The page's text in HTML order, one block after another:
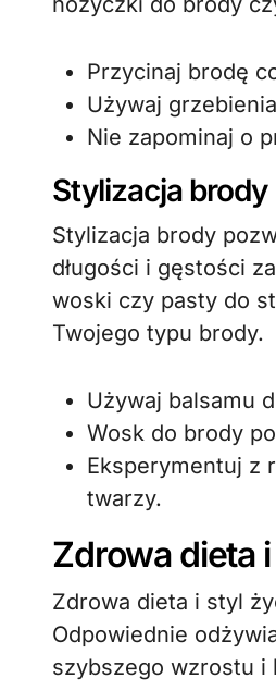
Przycinaj brodę
Używaj
Nie zapominaj o
Stylizacja brody
Stylizacja brody
długości i gęstości
woski czy pasty do
Twojego typu brody.
Używaj balsamu
Wosk do brody
Eksperymentuj z
twarzy.
Zdrowa dieta
Zdrowa dieta i styl
Odpowiednie
szybszego wzrostu i